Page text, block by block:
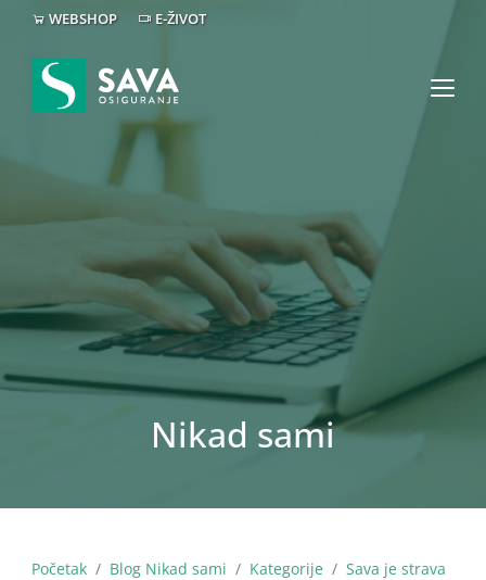
WEBSHOP E-ŽIVOT
Nikad sami
Početak Blog Nikad sami Kategorije Sava je strava